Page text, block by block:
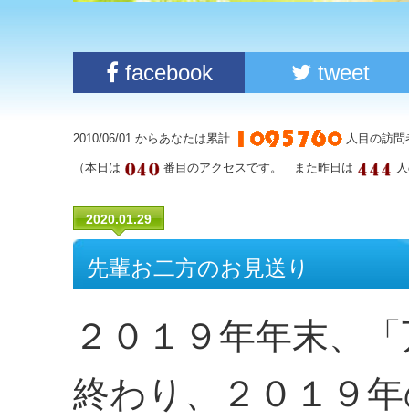
facebook tweet
2010/06/01 からあなたは累計 人目の訪
（本日は 番目のアクセスです。 また昨日は
2020.01.29
先輩お二方のお見送り
２０１９年年末、
終わり、２０１９